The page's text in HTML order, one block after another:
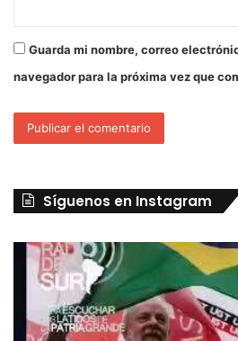
Guarda mi nombre, correo
navegador para la próxima vez que
Síguenos en Instagram